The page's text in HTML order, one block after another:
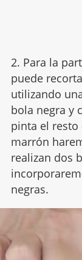
2. Para la
puede
utilizando
bola negra y
pinta el
marrón
realizan dos
negras.